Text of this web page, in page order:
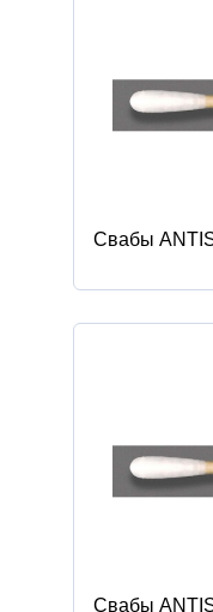
Свабы
Свабы